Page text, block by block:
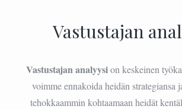
Vastustajan
Vastustajan analyysion keskeinen
voimme ennakoida heidän strategiansa
tehokkaammin kohtaamaan heidät